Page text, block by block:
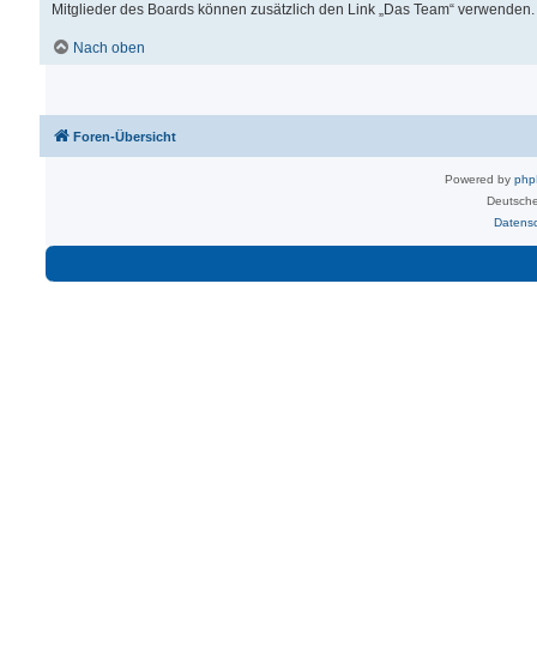
Mitglieder des Boards können zusätzlich den Link „Das Team“ verwenden.
Nach oben
Foren-Übersicht
Powered by